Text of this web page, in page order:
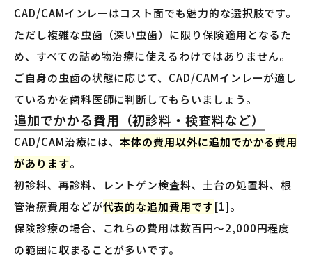
CAD/CAMインレーはコスト面でも魅力的な選択肢です。
ただし複雑な虫歯（深い虫歯）に限り保険適用となるた
め、すべての詰め物治療に使えるわけではありません。
ご自身の虫歯の状態に応じて、CAD/CAMインレーが適し
ているかを歯科医師に判断してもらいましょう。
追加でかかる費用（初診料・検査料など）
CAD/CAM治療には、本体の費用以外に追加でかかる費用
があります。
初診料、再診料、レントゲン検査料、土台の処置料、根
管治療費用などが代表的な追加費用です[1]。
保険診療の場合、これらの費用は数百円〜2,000円程度
の範囲に収まることが多いです。